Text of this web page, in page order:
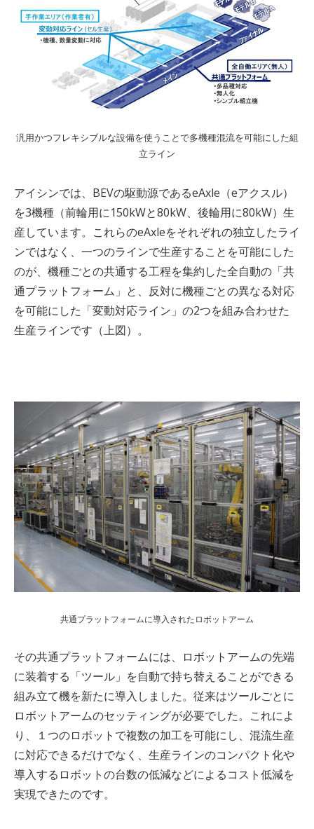
汎用かつフレキシブルな設備を使うことで多機種混流を可能にした組
立ライン
アイシンでは、 BEVの駆動源であるeAxle （eアクスル）
を3機種（前輪用に150kWと80kW、後輪用に80kW）生
産しています。これらのeAxleをそれぞれの独立したライ
ンではなく、一つのラインで生産することを可能にした
のが、機種ごとの共通する工程を集約した全自動の「共
通プラットフォーム」と、反対に機種ごとの異なる対応
を可能にした「変動対応ライン」の2つを組み合わせた
生産ラインです（上図）。
共通プラットフォームに導入されたロボットアーム
その共通プラットフォームには、ロボットアームの先端
に装着する「ツール」を自動で持ち替えることができる
組み立て機を新たに導入しました。従来はツールごとに
ロボットアームのセッティングが必要でした。これによ
り、１つのロボットで複数の加工を可能にし、混流生産
に対応できるだけでなく、生産ラインのコンパクト化や
導入するロボットの台数の低減などによるコスト低減を
実現できたのです。